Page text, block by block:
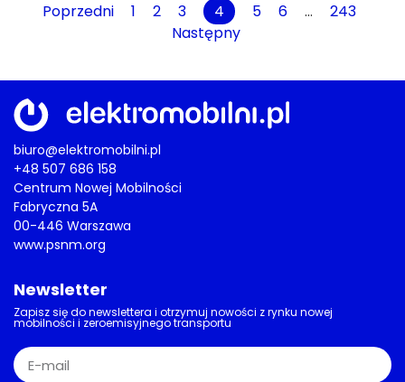
Poprzedni 1 2 3 4 5 6 …
243
Następny
biuro@elektromobilni.pl
+48 507 686 158
Centrum Nowej Mobilności
Fabryczna 5A
00-446 Warszawa
www.psnm.org
Newsletter
Zapisz się do newslettera i otrzymuj nowości z rynku nowej
mobilności i zeroemisyjnego transportu